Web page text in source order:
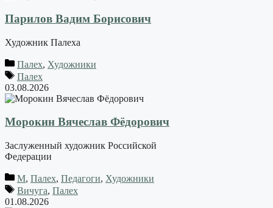
Парилов Вадим Борисович
Художник Палеха
Палех, Художники
Палех
03.08.2026
Морокин Вячеслав Фёдорович
Заслуженный художник Российской
Федерации
М, Палех, Педагоги, Художники
Вичуга, Палех
01.08.2026